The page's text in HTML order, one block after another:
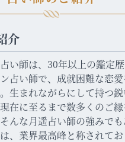
介
い師は、30年以上の鑑定
占い師で、成就困難な恋愛
生まれながらにして持つ
在に至るまで数多くのご
んな月遥占い師の強みで
、業界最高峰と称されて